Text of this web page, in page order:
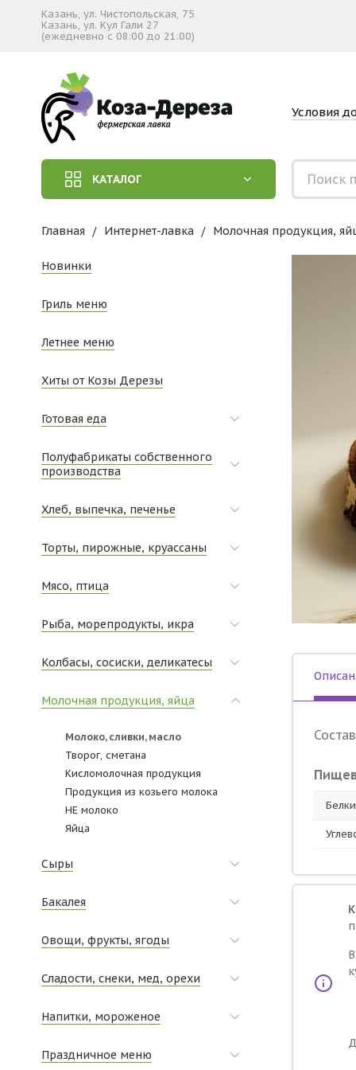
Казань, ул. Чистопольская, 75
Казань, ул. Кул Гали 27
(ежедневно с 08:00 до 21:00)
Условия
КАТАЛОГ
Главная Интернет-лавка Молочная продукция,
Новинки
Гриль меню
Летнее меню
Хиты от Козы Дерезы
Готовая еда
Полуфабрикаты собственного
производства
Хлеб, выпечка, печенье
Торты, пирожные, круассаны
Мясо, птица
Рыба, морепродукты, икра
Колбасы, сосиски, деликатесы
Молочная продукция, яйца
Молоко, сливки, масло
Творог, сметана
Кисломолочная продукция
Продукция из козьего молока
НЕ молоко
Яйца
Сыры
Бакалея
Овощи, фрукты, ягоды
Сладости, снеки, мед, орехи
Напитки, мороженое
Праздничное меню